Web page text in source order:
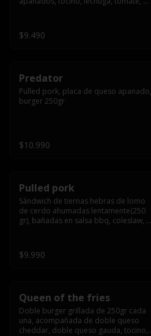
$9.490
Predator
Pulled pork, placa de queso apanado,
burger 250gr
$10.990
Pulled pork
Sándwich de tiernas hebras de lomo
de cerdo ahumadas lentamente(250
gr), bañadas en salsa bbq, coleslaw,
$9.990
Queen of the fries
Doble burger grillada de 250gr cada
una, acompañada de doble queso
cheddar, doble queso gauda, tocino,